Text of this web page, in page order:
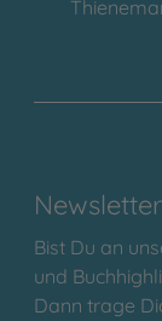
Newsletter
Bist Du an
und
Dann trage